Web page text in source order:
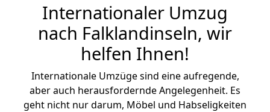
Internationaler Umzug
nach Falklandinseln, wir
helfen Ihnen!
Internationale Umzüge sind eine aufregende,
aber auch herausfordernde Angelegenheit. Es
geht nicht nur darum, Möbel und Habseligkeiten